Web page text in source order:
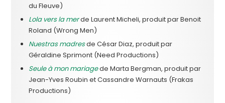
du Fleuve)
Lola vers la merde Laurent Micheli, produit par Benoit
Roland (Wrong Men)
Nuestras madresde César Diaz, produit par
Géraldine Sprimont (Need Productions)
Seule à mon mariagede Marta Bergman, produit par
Jean-Yves Roubin et Cassandre Warnauts (Frakas
Productions)